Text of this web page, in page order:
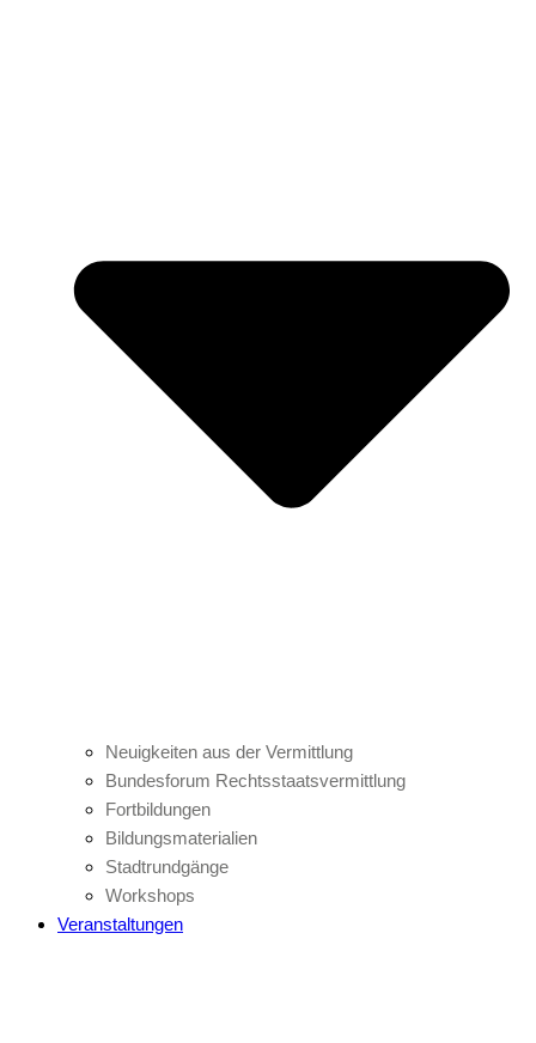
Neuigkeiten aus der Vermittlung
Bundesforum Rechtsstaatsvermittlung
Fortbildungen
Bildungsmaterialien
Stadtrundgänge
Workshops
Veranstaltungen